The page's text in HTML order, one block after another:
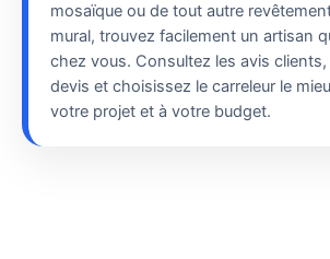
mosaïque ou de tout autre
mural, trouvez facilement un artisan
chez vous. Consultez les avis
devis et choisissez le carreleur le
votre projet et à votre budget.